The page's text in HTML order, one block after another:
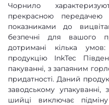
Чорнило
прекрасною
показниками до
безпечні для вашого
дотримані кілька
продукцію InkTec
пакуванні, з запаяним
придатності. Даний
заводському
шийці виключає